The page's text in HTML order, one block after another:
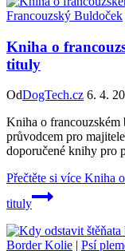
Francouzský Buldoček
Kniha o
tituly
OdDogTech.cz 6. 4.
Kniha o
průvodcem pro
doporučené knihy pro
Přečtěte si více Kniha
tituly
Border Kolie | Psí